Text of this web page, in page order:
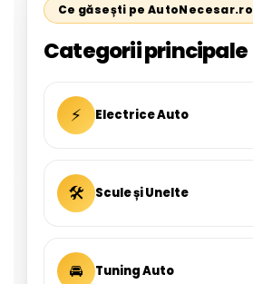
Ce găsești pe AutoNecesar.ro
Categorii principale
⚡ Electrice Auto
🛠 Scule și Unelte
🚘 Tuning Auto